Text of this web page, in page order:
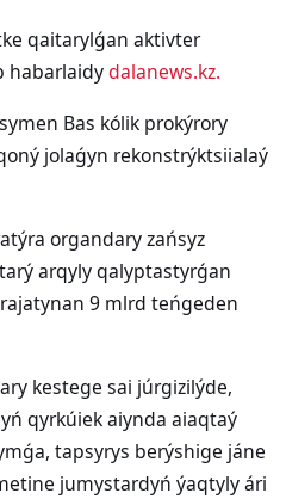
qaitarylǵan aktivter
habarlaidydalanews.kz.
Bas kólik prokýrory
jolaǵyn rekonstrýktsiialaý
organdary zańsyz
arqyly qalyptastyrǵan
9 mlrd teńgeden
kestege sai júrgizilýde,
qyrkúiek aiynda aiaqtaý
tapsyrys berýshige jáne
jumystardyń ýaqtyly ári